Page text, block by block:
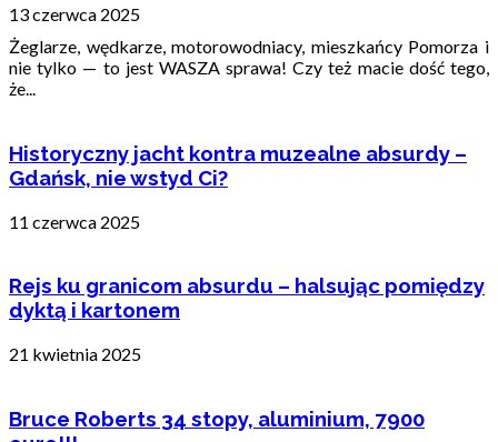
13 czerwca 2025
Żeglarze, wędkarze, motorowodniacy, mieszkańcy Pomorza i
nie tylko — to jest WASZA sprawa! Czy też macie dość tego,
że...
Historyczny jacht kontra muzealne absurdy –
Gdańsk, nie wstyd Ci?
11 czerwca 2025
Rejs ku granicom absurdu – halsując pomiędzy
dyktą i kartonem
21 kwietnia 2025
Bruce Roberts 34 stopy, aluminium, 7900